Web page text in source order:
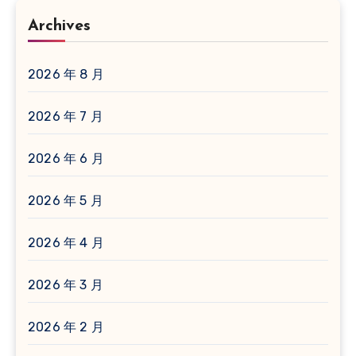
Archives
2026 年 8 月
2026 年 7 月
2026 年 6 月
2026 年 5 月
2026 年 4 月
2026 年 3 月
2026 年 2 月